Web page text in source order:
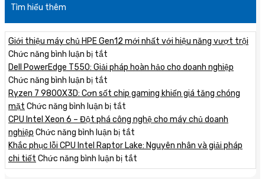
Tìm hiểu thêm
Giới thiệu máy chủ HPE Gen12 mới nhất với hiệu năng vượt trội
Chức năng bình luận bị tắt
Giới
máy
chủ
HPE
Gen12
mới
nhất
với
Dell PowerEdge T550: Giải pháp hoàn hảo cho doanh nghiệp
Chức năng bình luận bị tắt
Dell
PowerEdge
T550:
Giải
pháp
hoàn
hảo
Ryzen 7 9800X3D: Cơn sốt chip gaming khiến giá tăng chóng
mặt Chức năng bình luận bị tắt
Ryzen
7
9800X3D:
Cơn
sốt
CPU Intel Xeon 6 – Đột phá công nghệ cho máy chủ doanh
nghiệp Chức năng bình luận bị tắt
CPU
Intel
Xeon
Khắc phục lỗi CPU Intel Raptor Lake: Nguyên nhân và giải pháp
chi tiết Chức năng bình luận bị tắt
Khắc